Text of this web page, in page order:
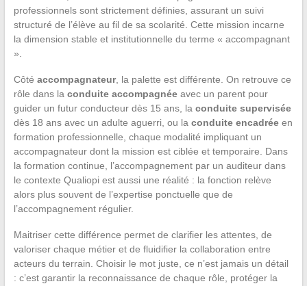
professionnels sont strictement définies, assurant un suivi
structuré de l’élève au fil de sa scolarité. Cette mission incarne
la dimension stable et institutionnelle du terme « accompagnant
».
Côté accompagnateur, la palette est différente. On retrouve ce
rôle dans la conduite accompagnéeavec un parent pour
guider un futur conducteur dès 15 ans, la conduite supervisée
dès 18 ans avec un adulte aguerri, ou la conduite encadréeen
formation professionnelle, chaque modalité impliquant un
accompagnateur dont la mission est ciblée et temporaire. Dans
la formation continue, l’accompagnement par un auditeur dans
le contexte Qualiopi est aussi une réalité : la fonction relève
alors plus souvent de l’expertise ponctuelle que de
l’accompagnement régulier.
Maitriser cette différence permet de clarifier les attentes, de
valoriser chaque métier et de fluidifier la collaboration entre
acteurs du terrain. Choisir le mot juste, ce n’est jamais un détail
: c’est garantir la reconnaissance de chaque rôle, protéger la